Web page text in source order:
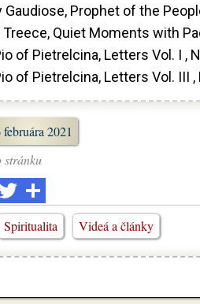
Gaudiose, Prophet of the
Quiet Moments with
of Pietrelcina, Letters Vol. I ,
of Pietrelcina, Letters Vol. III
februára 2021
stránku
Spiritualita Videá a články